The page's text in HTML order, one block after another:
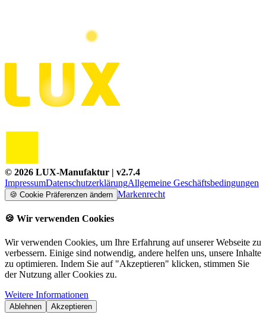
© 2026 LUX-Manufaktur | v2.7.4
ImpressumDatenschutzerklärungAllgemeine Geschäftsbedingungen
🍪 Cookie Präferenzen ändern Markenrecht
🍪 Wir verwenden Cookies
Wir verwenden Cookies, um Ihre Erfahrung auf unserer Webseite zu
verbessern. Einige sind notwendig, andere helfen uns, unsere Inhalte
zu optimieren. Indem Sie auf "Akzeptieren" klicken, stimmen Sie
der Nutzung aller Cookies zu.
Weitere Informationen
Ablehnen Akzeptieren